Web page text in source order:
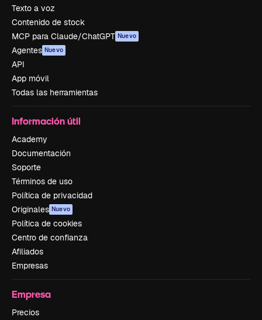
Texto a voz
Contenido de stock
MCP para Claude/ChatGPT Nuevo
Agentes Nuevo
API
App móvil
Todas las herramientas
Información útil
Academy
Documentación
Soporte
Términos de uso
Política de privacidad
Originales Nuevo
Política de cookies
Centro de confianza
Afiliados
Empresas
Empresa
Precios